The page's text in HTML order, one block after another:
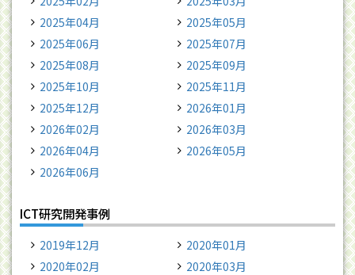
2025年04月
2025年05月
2025年06月
2025年07月
2025年08月
2025年09月
2025年10月
2025年11月
2025年12月
2026年01月
2026年02月
2026年03月
2026年04月
2026年05月
2026年06月
ICT研究開発事例
2019年12月
2020年01月
2020年02月
2020年03月